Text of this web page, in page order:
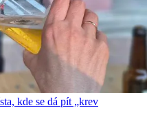
kde se dá pít „krev